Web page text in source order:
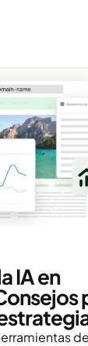
IA en
de